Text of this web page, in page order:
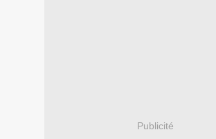
Publicité